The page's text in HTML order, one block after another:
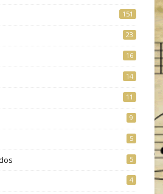
151
23
16
14
11
9
5
5
4